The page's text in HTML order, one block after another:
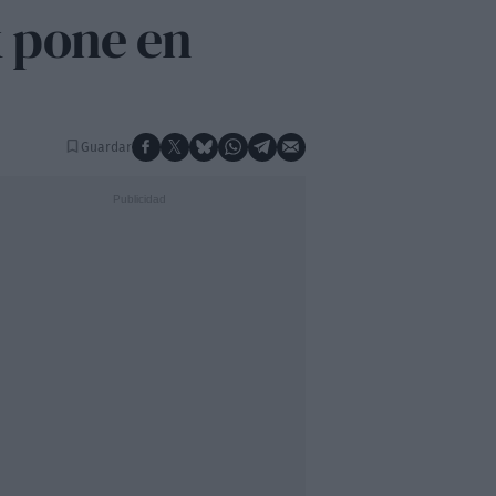
en
Guardar